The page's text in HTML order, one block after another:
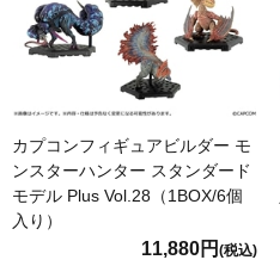
カプコンフィギュアビルダー モ
ンスターハンター スタンダード
モデル Plus Vol.28（1BOX/6個
入り）
11,880円 (税込)